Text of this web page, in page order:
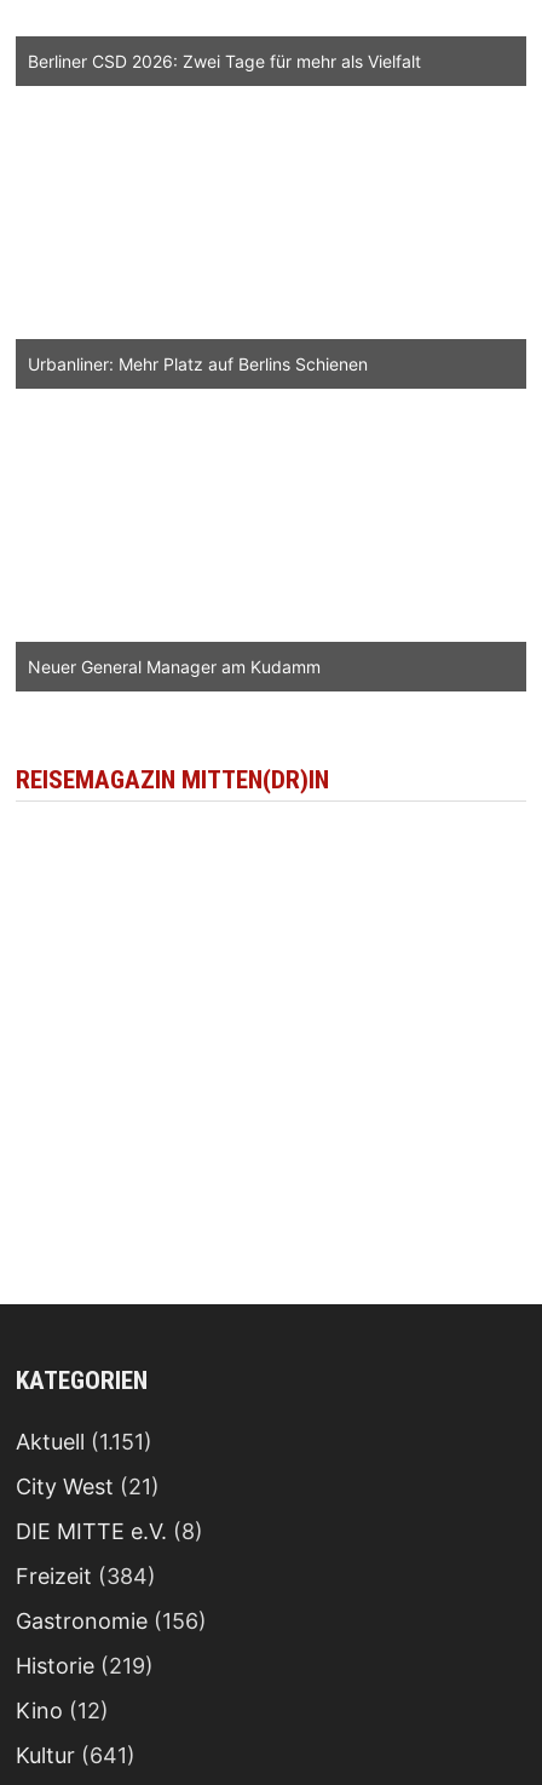
Berliner CSD 2026: Zwei Tage für mehr als Vielfalt
Urbanliner: Mehr Platz auf Berlins Schienen
Neuer General Manager am Kudamm
REISEMAGAZIN MITTEN(DR)IN
KATEGORIEN
Aktuell (1.151)
City West (21)
DIE MITTE e.V. (8)
Freizeit (384)
Gastronomie(156)
Historie(219)
Kino (12)
Kultur(641)